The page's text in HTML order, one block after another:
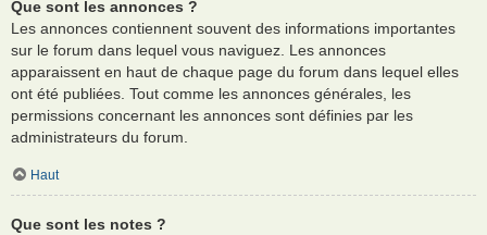
Que sont les annonces ?
Les annonces contiennent souvent des informations importantes
sur le forum dans lequel vous naviguez. Les annonces
apparaissent en haut de chaque page du forum dans lequel elles
ont été publiées. Tout comme les annonces générales, les
permissions concernant les annonces sont définies par les
administrateurs du forum.
Haut
Que sont les notes ?